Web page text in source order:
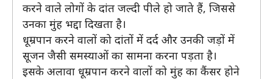
करने वाले लोगों के दांत जल्दी पीले हो जाते हैं, जिससे
उनका मुंह भद्दा दिखता है।
धूम्रपान करने वालों को दांतों में दर्द और उनकी जड़ों में
सूजन जैसी समस्याओं का सामना करना पड़ता है।
इसके अलावा धूम्रपान करने वालों को मुंह का कैंसर होने